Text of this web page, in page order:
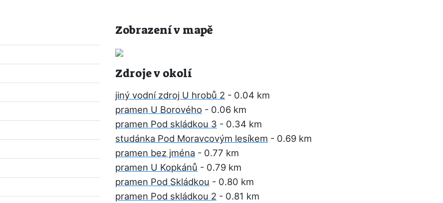
Zobrazení v mapě
Zdroje v okolí
jiný vodní zdroj U hrobů 2 - 0.04 km
pramen U Borového - 0.06 km
pramen Pod skládkou 3 - 0.34 km
studánka Pod Moravcovým lesíkem - 0.69 km
pramen bez jména - 0.77 km
pramen U Kopkánů - 0.79 km
pramen Pod Skládkou - 0.80 km
pramen Pod skládkou 2 - 0.81 km